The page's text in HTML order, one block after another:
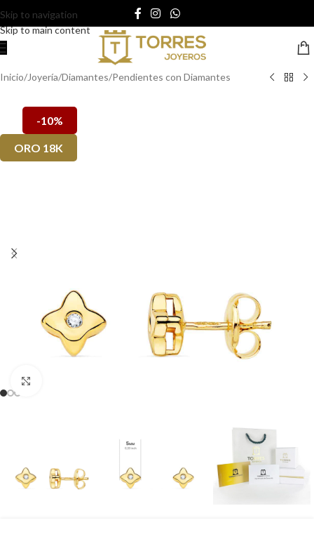
Skip to navigation
Skip to main content
Inicio/Joyería/Diamantes/Pendientes con Diamantes
-10%
ORO 18K